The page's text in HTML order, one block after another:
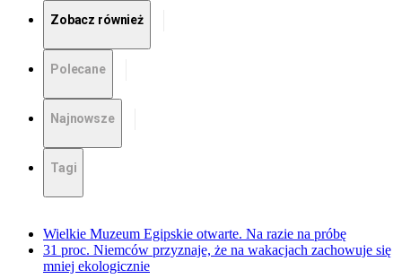
Zobacz również
Polecane
Najnowsze
Tagi
Wielkie Muzeum Egipskie otwarte. Na razie na próbę
31 proc. Niemców przyznaje, że na wakacjach zachowuje się
mniej ekologicznie